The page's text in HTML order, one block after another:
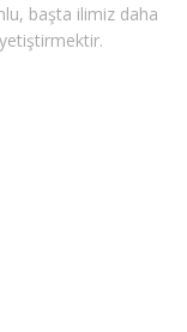
başta ilimiz daha